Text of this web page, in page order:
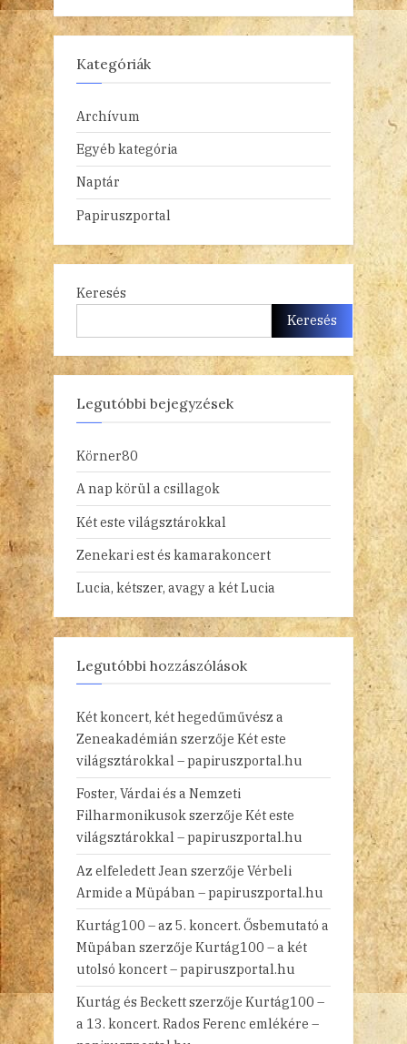
Kategóriák
Archívum
Egyéb kategória
Naptár
Papiruszportal
Keresés
Keresés
Legutóbbi bejegyzések
Körner80
A nap körül a csillagok
Két este világsztárokkal
Zenekari est és kamarakoncert
Lucia, kétszer, avagy a két Lucia
Legutóbbi hozzászólások
Két koncert, két hegedűművész a
Zeneakadémián szerzője Két este
világsztárokkal – papiruszportal.hu
Foster, Várdai és a Nemzeti
Filharmonikusokszerzője Két este
világsztárokkal – papiruszportal.hu
Az elfeledett Jean szerzője Vérbeli
Armide a Müpában – papiruszportal.hu
Kurtág100 – az 5. koncert. Ősbemutató a
Müpában szerzője Kurtág100 – a két
utolsó koncert – papiruszportal.hu
Kurtág és Beckettszerzője Kurtág100 –
a 13. koncert. Rados Ferenc emlékére –